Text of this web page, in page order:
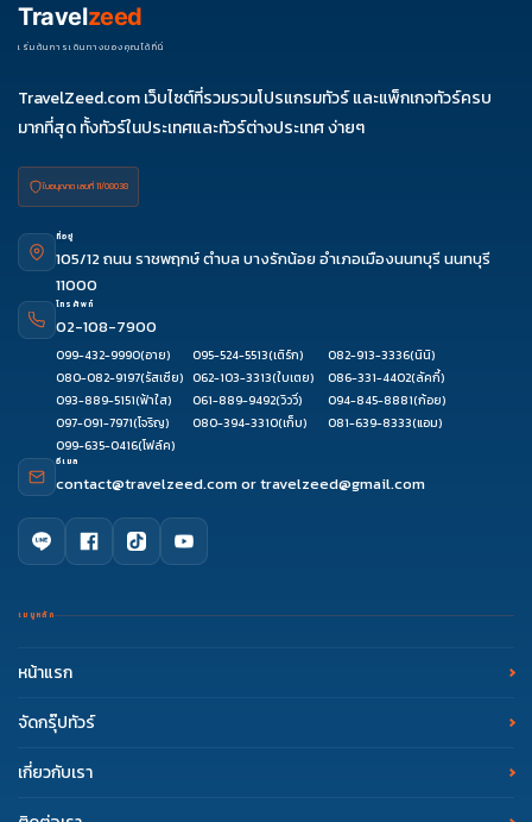
Travelzeed
เริ่มต้นการเดินทางของคุณได้ที่นี่
TravelZeed.com เว็บไซต์ที่รวมรวมโปรแกรมทัวร์ และแพ็กเกจทัวร์ครบ
มากที่สุด ทั้งทัวร์ในประเทศและทัวร์ต่างประเทศ ง่ายๆ
ใบอนุญาต เลขที่ 11/08038
ที่อยู่
105/12 ถนน ราชพฤกษ์ ตำบล บางรักน้อย อำเภอเมืองนนทบุรี นนทบุรี
11000
โทรศัพท์
02-108-7900
099-432-9990(อาย) 095-524-5513(เติร์ก) 082-913-3336(นินิ)
080-082-9197(รัสเซีย) 062-103-3313(ใบเตย) 086-331-4402(ลัคกี้)
093-889-5151(ฟ้าใส) 061-889-9492(วิววี่) 094-845-8881(ก้อย)
097-091-7971(โจริญ) 080-394-3310(เก็บ) 081-639-8333(แอม)
099-635-0416(โฟล์ค)
อีเมล
contact@travelzeed.comortravelzeed@gmail.com
เมนูหลัก
หน้าแรก
จัดกรุ๊ปทัวร์
เกี่ยวกับเรา